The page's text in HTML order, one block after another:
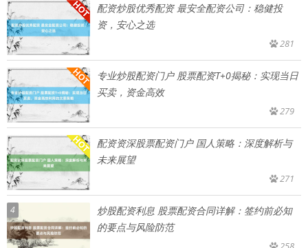
配资炒股优秀配资 最安全配资公司：稳健投
资，安心之选
281
专业炒股配资门户 股票配资T+0揭秘：实现当日
买卖，资金高效
279
配资资深股票配资门户 国人策略：深度解析与
未来展望
271
4
炒股配资利息 股票配资合同详解：签约前必知
的要点与风险防范